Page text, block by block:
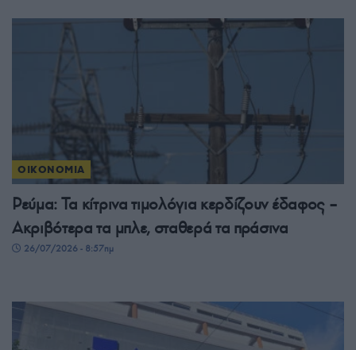
ΟΙΚΟΝΟΜΙΑ
Ρεύμα: Τα κίτρινα τιμολόγια κερδίζουν έδαφος –
Ακριβότερα τα μπλε, σταθερά τα πράσινα
26/07/2026 - 8:57πμ